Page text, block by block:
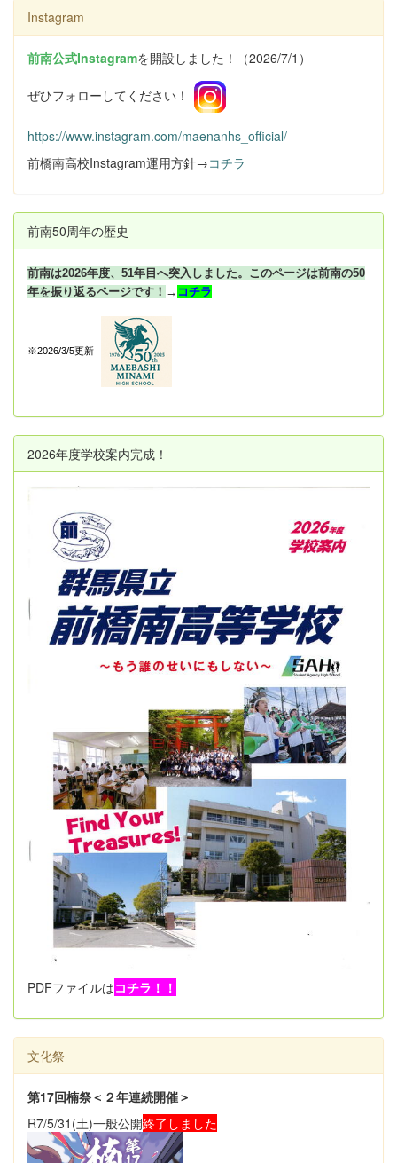
Instagram
前南公式Instagramを開設しました！（2026/7/1）
ぜひフォローしてください！
https://www.instagram.com/maenanhs_official/
前橋南高校Instagram運用方針→コチラ
前南50周年の歴史
前南は2026年度、51年目へ突入しました。このページは前南の50
年を振り返るページです！ → コチラ
※2026/3/5更新
2026年度学校案内完成！
PDFファイルはコチラ！！
文化祭
第17回楠祭＜２年連続開催＞
R7/5/31(土)一般公開終了しました